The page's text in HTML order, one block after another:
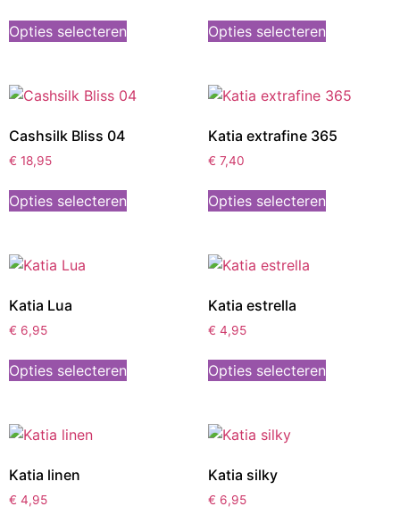
Opties selecteren Opties selecteren
Cashsilk Bliss 04
€ 18,95
Opties selecteren
Katia extrafine 365
€ 7,40
Opties selecteren
Katia Lua
€ 6,95
Opties selecteren
Katia estrella
€ 4,95
Opties selecteren
Katia linen
€ 4,95
Katia silky
€ 6,95